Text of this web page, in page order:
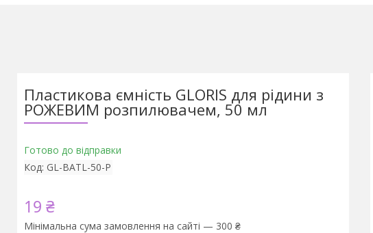
Пластикова ємність GLORIS для рідини з
РОЖЕВИМ розпилювачем, 50 мл
Готово до відправки
Код: GL-BATL-50-P
19 ₴
Мінімальна сума замовлення на сайті — 300 ₴